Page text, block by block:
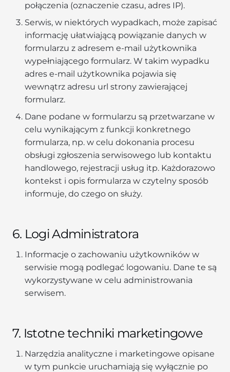
połączenia (oznaczenie czasu, adres IP).
Serwis, w niektórych wypadkach, może zapisać
informację ułatwiającą powiązanie danych w
formularzu z adresem e-mail użytkownika
wypełniającego formularz. W takim wypadku
adres e-mail użytkownika pojawia się
wewnątrz adresu url strony zawierającej
formularz.
Dane podane w formularzu są przetwarzane w
celu wynikającym z funkcji konkretnego
formularza, np. w celu dokonania procesu
obsługi zgłoszenia serwisowego lub kontaktu
handlowego, rejestracji usług itp. Każdorazowo
kontekst i opis formularza w czytelny sposób
informuje, do czego on służy.
6. Logi Administratora
Informacje o zachowaniu użytkowników w
serwisie mogą podlegać logowaniu. Dane te są
wykorzystywane w celu administrowania
serwisem.
7. Istotne techniki marketingowe
Narzędzia analityczne i marketingowe opisane
w tym punkcie uruchamiają się wyłącznie po